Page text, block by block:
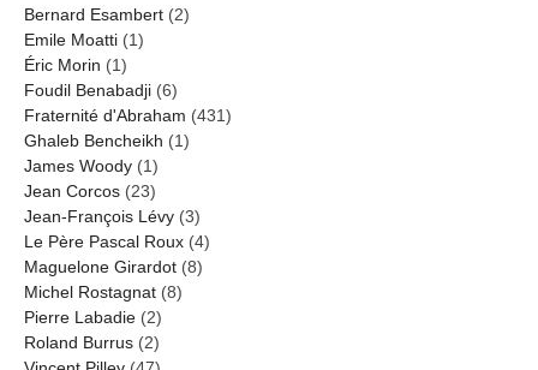
Bernard Esambert (2)
Emile Moatti (1)
Éric Morin (1)
Foudil Benabadji (6)
Fraternité d'Abraham (431)
Ghaleb Bencheikh (1)
James Woody (1)
Jean Corcos (23)
Jean-François Lévy (3)
Le Père Pascal Roux (4)
Maguelone Girardot (8)
Michel Rostagnat (8)
Pierre Labadie (2)
Roland Burrus (2)